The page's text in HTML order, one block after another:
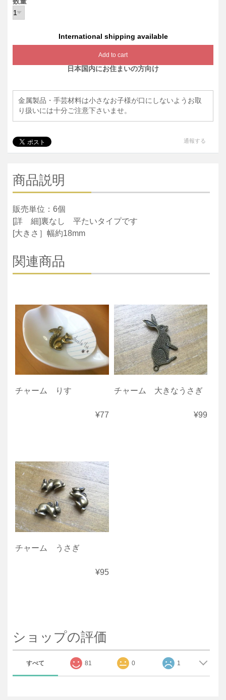
International shipping available
Add to cart
日本国内にお住まいの方向け
金属製品・手芸材料は小さなお子様が口にしないようお取
り扱いには十分ご注意下さいませ。
通報する
商品説明
販売単位：6個
[詳 細]裏なし 平たいタイプです
[大きさ］幅約18mm
関連商品
チャーム りす
¥77
チャーム 大きなうさぎ
¥99
チャーム うさぎ
¥95
ショップの評価
すべて 81 0 1